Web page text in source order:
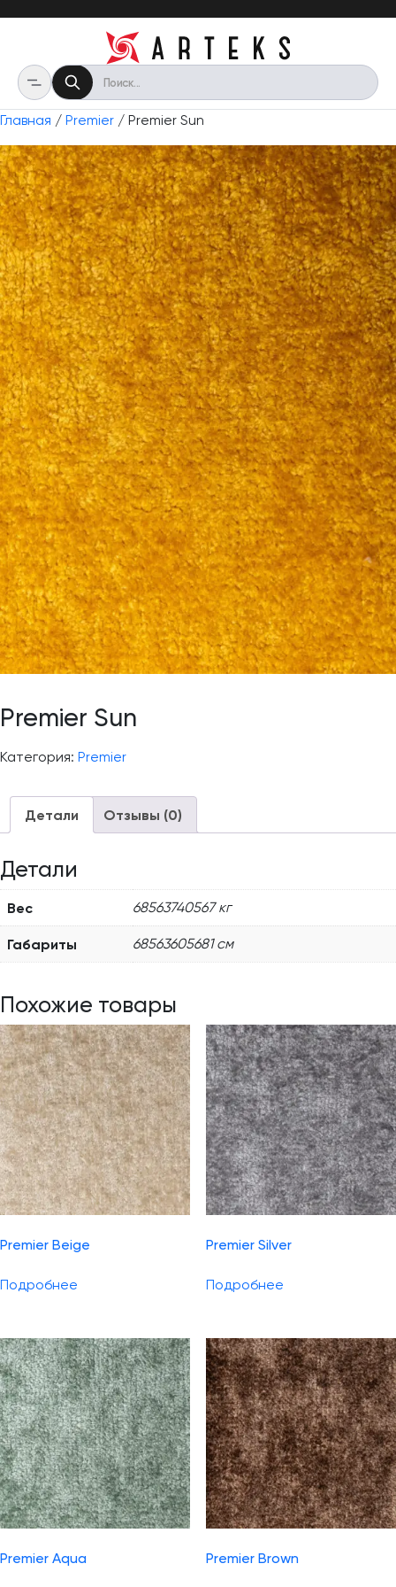
Главная / Premier / Premier Sun
Premier Sun
Категория: Premier
Детали Отзывы (0)
Детали
Вес 68563740567 кг
Габариты 68563605681 см
Похожие товары
Premier Beige
Подробнее
Premier Silver
Подробнее
Premier Aqua Premier Brown